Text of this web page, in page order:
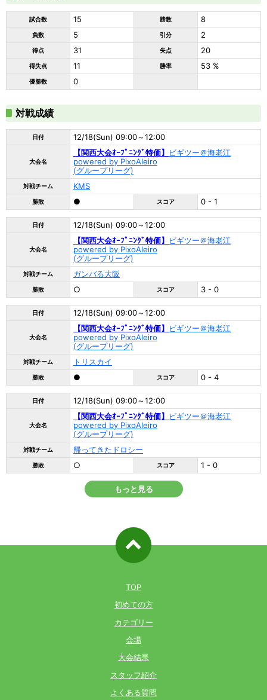
試合数 15 勝数 8
負数 5 引分 2
得点 31 失点 20
得失点 11 勝率 53 %
優勝数 0
対戦成績
日付 12/18(Sun) 09:00～12:00
大会名
【関西大会ｵｰﾌﾟﾆﾝｸﾞ特価】
ビギツー＠海老江
powered by PixoAleiro
(グループリーグ)
対戦チーム KMS
勝敗 ● スコア 0 - 1
日付 12/18(Sun) 09:00～12:00
大会名
【関西大会ｵｰﾌﾟﾆﾝｸﾞ特価】
ビギツー＠海老江
powered by PixoAleiro
(グループリーグ)
対戦チーム ガンバる大阪
勝敗 ○ スコア 3 - 0
日付 12/18(Sun) 09:00～12:00
大会名
【関西大会ｵｰﾌﾟﾆﾝｸﾞ特価】
ビギツー＠海老江
powered by PixoAleiro
(グループリーグ)
対戦チーム トリスカイ
勝敗 ● スコア 0 - 4
日付 12/18(Sun) 09:00～12:00
大会名
【関西大会ｵｰﾌﾟﾆﾝｸﾞ特価】
ビギツー＠海老江
powered by PixoAleiro
(グループリーグ)
対戦チーム 帰ってきたドロシー
勝敗 ○ スコア 1 - 0
もっと見る
TOP
初めての方
カテゴリー
会場
大会結果
スタッフ紹介
よくある質問